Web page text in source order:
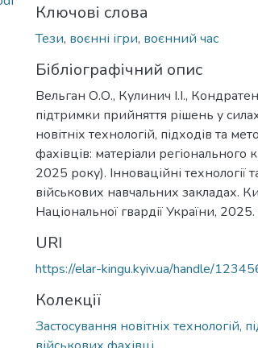
Ключові слова
Тези, воєнні ігри, воєнний час
Бібліографічний опис
Вельган О.О., Кулинич І.І.,
підтримки прийняття рішень у
новітніх технологій, підходів та
фахівців: матеріали регіонального
2025 року). Інноваційні технології
військових навчальних закладах.
Національної гвардії України,
URI
https://elar-kingu.kyiv.ua/handle/
Колекції
Застосування новітніх технологій,